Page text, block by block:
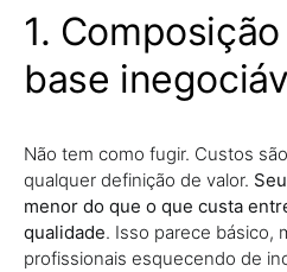
1.
base
Não tem como fugir. Custos
qualquer definição de valor.
menor do que o que custa
qualidade. Isso parece básico,
profissionais esquecendo de